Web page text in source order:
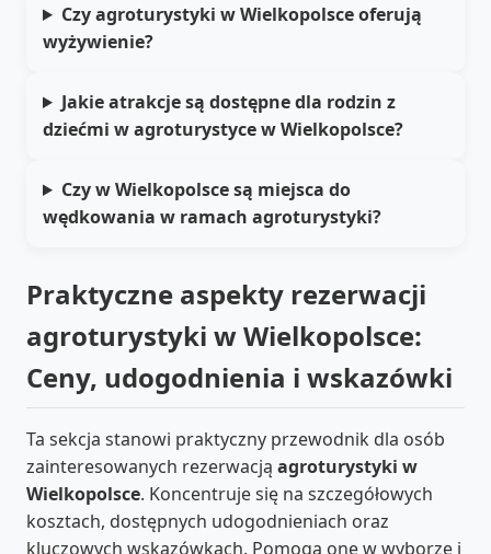
Czy agroturystyki w Wielkopolsce oferują
wyżywienie?
Jakie atrakcje są dostępne dla rodzin z
dziećmi w agroturystyce w Wielkopolsce?
Czy w Wielkopolsce są miejsca do
wędkowania w ramach agroturystyki?
Praktyczne aspekty rezerwacji
agroturystyki w Wielkopolsce:
Ceny, udogodnienia i wskazówki
Ta sekcja stanowi praktyczny przewodnik dla osób
zainteresowanych rezerwacją agroturystyki w
Wielkopolsce. Koncentruje się na szczegółowych
kosztach, dostępnych udogodnieniach oraz
kluczowych wskazówkach. Pomogą one w wyborze i